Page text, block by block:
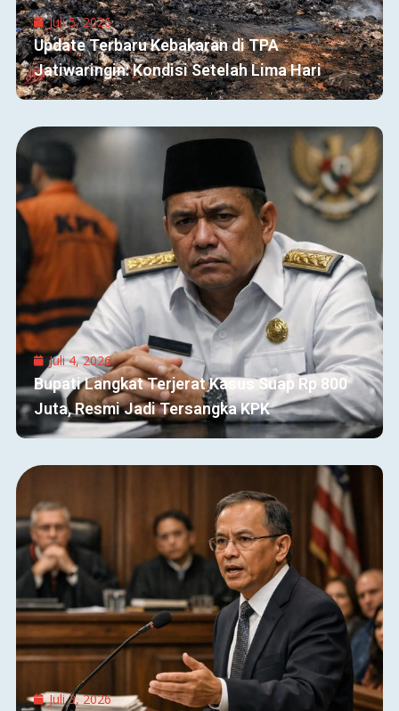
Juli 5, 2026
Update Terbaru Kebakaran di TPA
Jatiwaringin: Kondisi Setelah Lima Hari
Juli 4, 2026
Bupati Langkat Terjerat Kasus Suap Rp 800
Juta, Resmi Jadi Tersangka KPK
Juli 3, 2026